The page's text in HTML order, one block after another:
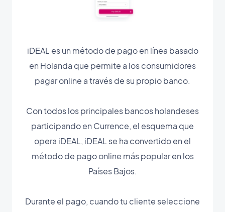
iDEAL es un método de pago en línea basado
en Holanda que permite a los consumidores
pagar online a través de su propio banco.
Con todos los principales bancos holandeses
participando en Currence, el esquema que
opera iDEAL, iDEAL se ha convertido en el
método de pago online más popular en los
Países Bajos.
Durante el pago, cuando tu cliente seleccione